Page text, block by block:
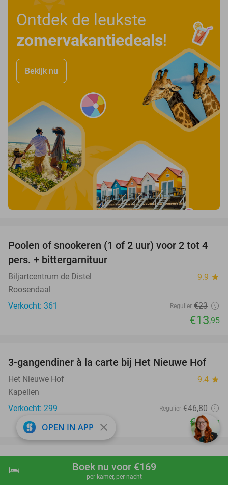
shopping_cart Boek nu
hotel Boek nu voor €169
per kamer, per nacht
Ontdek de leukste
zomervakantiedeals!
Bekijk nu
39%
Poolen of snookeren (1 of 2 uur) voor 2 tot 4
pers. + bittergarnituur
Biljartcentrum de Distel 9.9 star
Roosendaal
Verkocht: 361
Regulier €23
€13,95
45%
3-gangendiner à la carte bij Het Nieuwe Hof
Het Nieuwe Hof 9.4 star
Kapellen
Verkocht: 299
Regulier €46,80
€25 ,90
favorite_border
Overnachting voor 2 + evt. ontbijt en 3-
gangendiner bij Fletcher Hotels
OPEN IN APP close